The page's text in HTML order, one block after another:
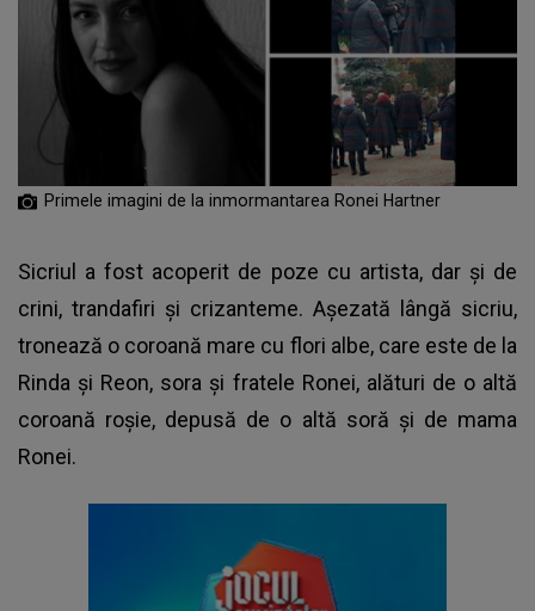
Primele imagini de la inmormantarea Ronei Hartner
Sicriul a fost acoperit de poze cu artista, dar și de
crini, trandafiri și crizanteme. Așezată lângă sicriu,
tronează o coroană mare cu flori albe, care este de la
Rinda și Reon, sora și fratele Ronei, alături de o altă
coroană roșie, depusă de o altă soră și de mama
Ronei.